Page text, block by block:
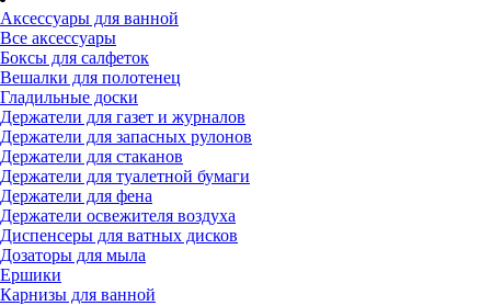
Аксессуары для ванной
Все аксессуары
Боксы для салфеток
Вешалки для полотенец
Гладильные доски
Держатели для газет и журналов
Держатели для запасных рулонов
Держатели для стаканов
Держатели для туалетной бумаги
Держатели для фена
Держатели освежителя воздуха
Диспенсеры для ватных дисков
Дозаторы для мыла
Ершики
Карнизы для ванной